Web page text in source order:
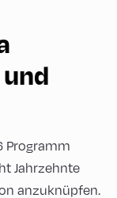
Programm
Jahrzehnte
anzuknüpfen.